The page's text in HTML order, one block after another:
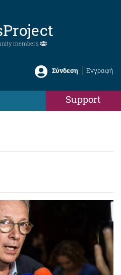
members
Σύνδεση Εγγραφή
Support